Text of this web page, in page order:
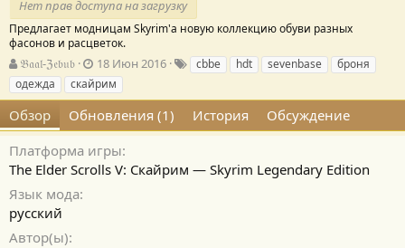
Нет прав доступа на загрузку
Предлагает модницам Skyrim'а новую коллекцию обуви разных
фасонов и расцветок.
А
в
т
о
р
𝔅𝔞𝔞𝔩-ℨ𝔢𝔟𝔲𝔟
Д
а
т
а
с
з
д
18 Июн 2016
и
cbbe hdt sevenbase
броня
одежда
скайрим
Обзор Обновления (1) История
Обсуждение
Платформа игры
The Elder Scrolls V: Скайрим — Skyrim Legendary Edition
Язык мода
русский
Автор(ы)